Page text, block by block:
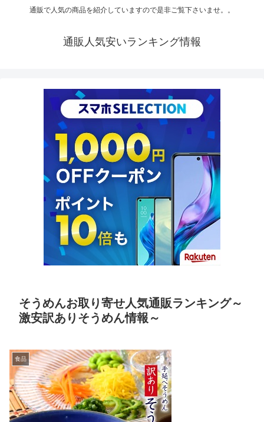
通販で人気の商品を紹介していますので是非ご覧下さいませ。。
通販人気安いランキング情報
そうめんお取り寄せ人気通販ランキング～
激安訳ありそうめん情報～
食品